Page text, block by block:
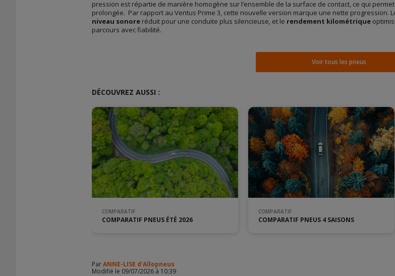
pression est répartie de manière homogène sur l’ensemble de la surface de contact, ce qui
prolongée. Par rapport au Ventus Prime 3, cette nouvelle version marque une nette progression.
niveau sonore réduit pour une conduite plus silencieuse, et le rendement kilométrique
parcours avec fiabilité.
Voir tous les pneus
DÉCOUVREZ AUSSI :
COMPARATIF
COMPARATIF PNEUS ÉTÉ 2026
COMPARATIF
COMPARATIF PNEUS 4 SAISONS
ParANNE-LISE d'Allopneus
Modifié le 09/07/2026 à 10:39